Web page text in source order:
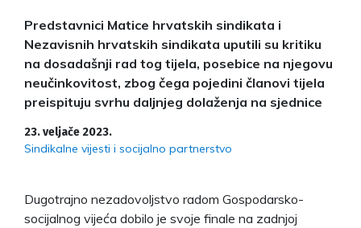
Predstavnici Matice hrvatskih sindikata i
Nezavisnih hrvatskih sindikata uputili su kritiku
na dosadašnji rad tog tijela, posebice na njegovu
neučinkovitost, zbog čega pojedini članovi tijela
preispituju svrhu daljnjeg dolaženja na sjednice
23. veljače 2023.
Sindikalne vijesti i socijalno partnerstvo
Dugotrajno nezadovoljstvo radom Gospodarsko-
socijalnog vijeća dobilo je svoje finale na zadnjoj